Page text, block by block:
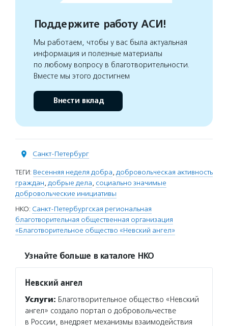
Поддержите работу АСИ!
Мы работаем, чтобы у вас была актуальная
информация и полезные материалы
по любому вопросу в благотворительности.
Вместе мы этого достигнем
Внести вклад
Санкт-Петербург
ТЕГИ: Весенняя неделя добра, добровольческая активность
граждан, добрые дела, социально значимые
добровольческие инициативы
НКО: Санкт-Петербургская региональная
благотворительная общественная организация
«Благотворительное общество «Невский ангел»
Узнайте больше в каталоге НКО
Невский ангел
Услуги: Благотворительное общество «Невский
ангел» создало портал о добровольчестве
в России, внедряет механизмы взаимодействия